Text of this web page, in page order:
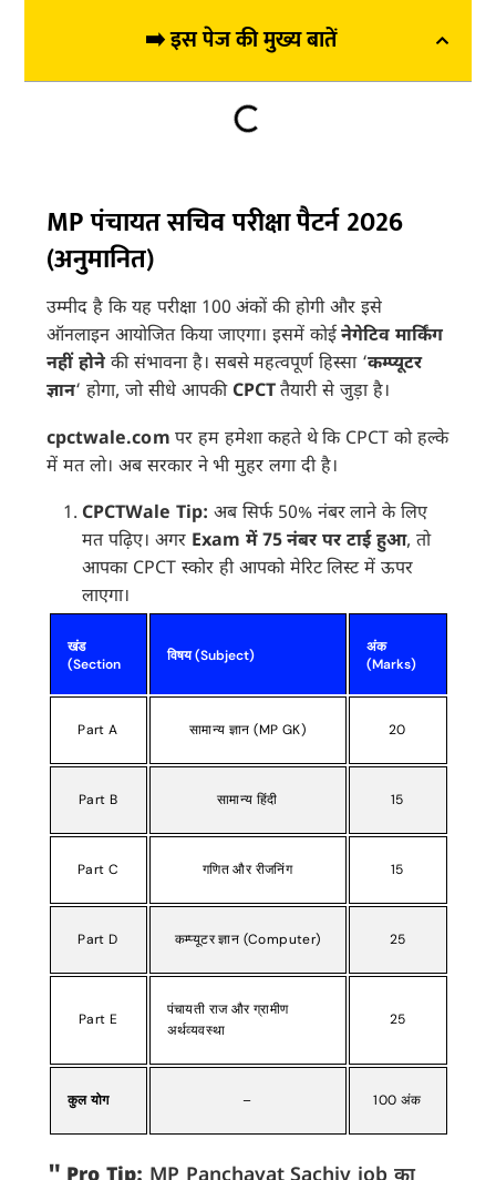
➡️ इस पेज की मुख्य बातें
MP पंचायत सचिव परीक्षा पैटर्न 2026
(अनुमानित)
उम्मीद है कि यह परीक्षा 100 अंकों की होगी और इसे
ऑनलाइन आयोजित किया जाएगा। इसमें कोईनेगेटिव मार्किंग
नहीं होने की संभावना है। सबसे महत्वपूर्ण हिस्सा ‘कम्प्यूटर
ज्ञान‘ होगा, जो सीधे आपकी CPCTतैयारी से जुड़ा है।
cpctwale.com पर हम हमेशा कहते थे कि CPCT को हल्के
में मत लो। अब सरकार ने भी मुहर लगा दी है।
CPCTWale Tip: अब सिर्फ 50% नंबर लाने के लिए
मत पढ़िए। अगर Exam में 75 नंबर पर टाई हुआ, तो
आपका CPCT स्कोर ही आपको मेरिट लिस्ट में ऊपर
लाएगा।
खंड
(Section
विषय (Subject)
अंक
(Marks)
Part A सामान्य ज्ञान (MP GK) 20
Part B सामान्य हिंदी 15
Part C गणित और रीजनिंग 15
Part D कम्प्यूटर ज्ञान (Computer) 25
Part E
पंचायती राज और ग्रामीण
अर्थव्यवस्था
25
कुल योग – 100 अंक